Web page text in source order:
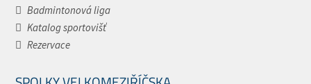
Badmintonová liga
Katalog sportovišť
Rezervace